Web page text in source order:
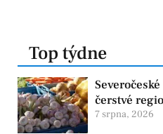
Top týdne
čerstvé
Chomutově
7 srpna, 2026